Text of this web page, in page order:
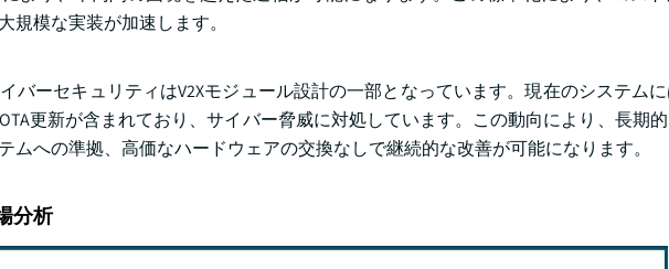
規模な実装が加速します。
バーセキュリティはV2Xモジュール設計の一部となっています。現在のシステム
更新が含まれており、サイバー脅威に対処しています。この動向により、長期
ムへの準拠、高価なハードウェアの交換なしで継続的な改善が可能になります。
分析